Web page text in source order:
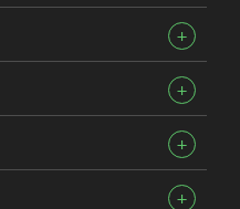
O
+
+
+
+